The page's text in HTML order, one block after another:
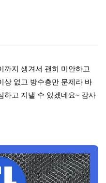
까지 생겨서 괜히 미안하고
상 없고 방수층만 문제라 바
하고 지낼 수 있겠네요~ 감사